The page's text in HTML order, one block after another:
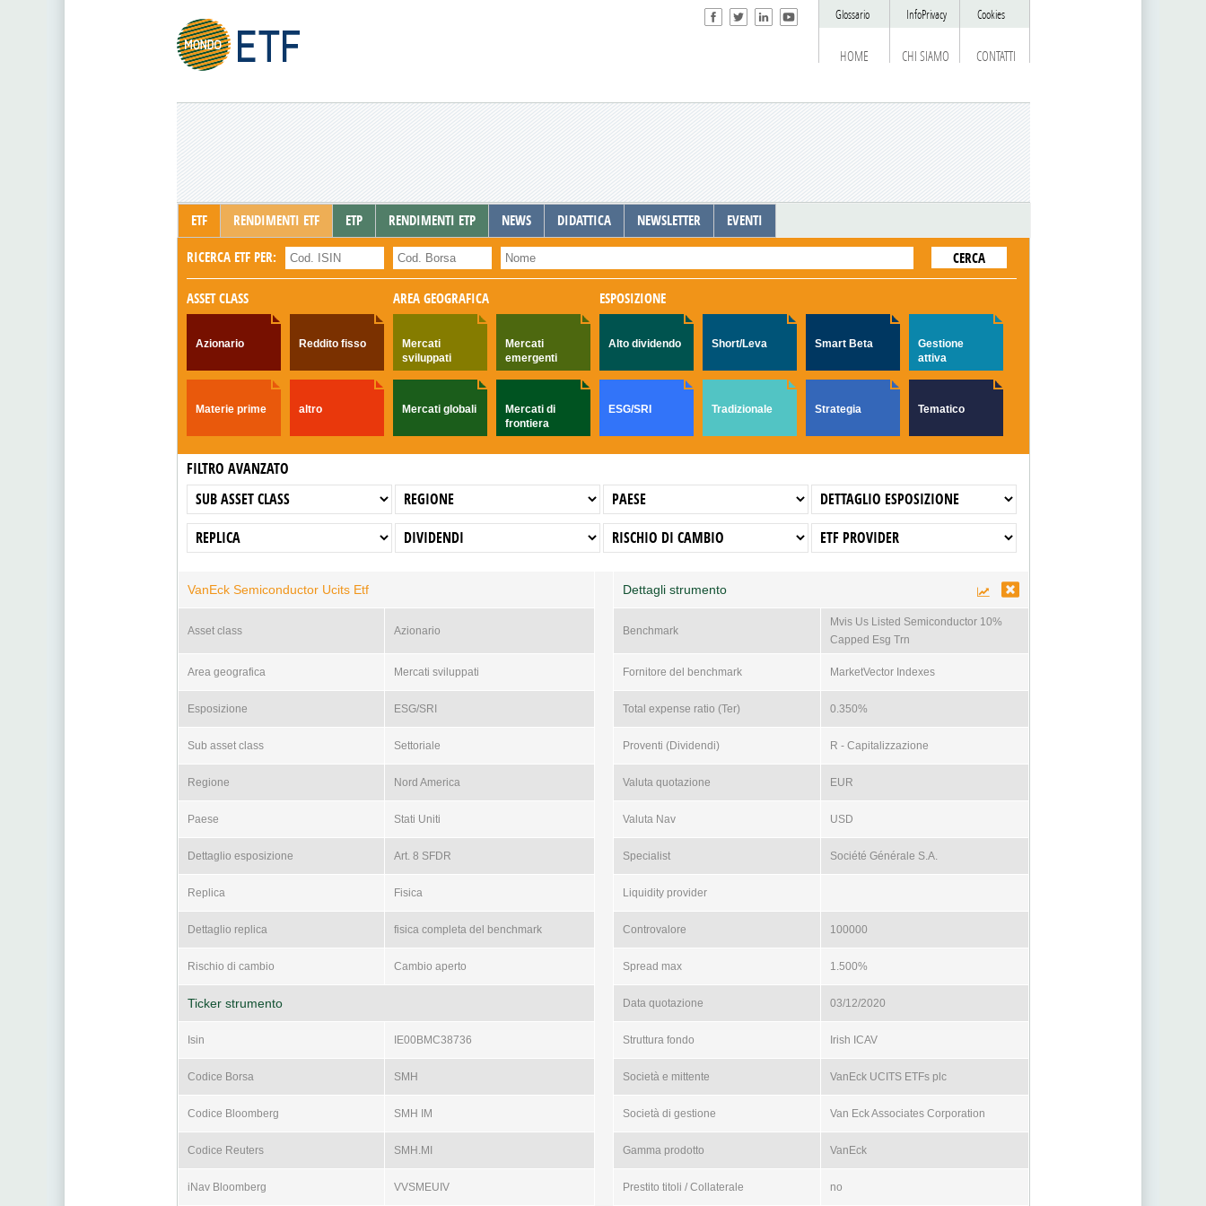
HOME CHI SIAMO CONTATTI
Glossario InfoPrivacy Cookies
ETF RENDIMENTI ETF ETP RENDIMENTI ETP NEWS DIDATTICA NEWSLETTER EVENTI
RICERCA ETF PER:
ASSET CLASS
Azionario Reddito fisso
Materie prime altro
AREA GEOGRAFICA
Mercati
sviluppati
Mercati
emergenti
Mercati globali
Mercati di
frontiera
ESPOSIZIONE
Alto dividendo Short/Leva Smart Beta
Gestione
attiva
ESG/SRI Tradizionale Strategia Tematico
FILTRO AVANZATO
VanEck Semiconductor Ucits Etf Dettagli strumento
Asset class Azionario Benchmark
Mvis Us Listed Semiconductor 10%
Capped Esg Trn
Area geografica Mercati sviluppati Fornitore del benchmark MarketVector Indexes
Esposizione ESG/SRI Total expense ratio (Ter) 0.350%
Sub asset class Settoriale Proventi (Dividendi) R - Capitalizzazione
Regione Nord America Valuta quotazione EUR
Paese Stati Uniti Valuta Nav USD
Dettaglio esposizione Art. 8 SFDR Specialist Société Générale S.A.
Replica Fisica Liquidity provider
Dettaglio replica fisica completa del benchmark Controvalore 100000
Rischio di cambio Cambio aperto Spread max 1.500%
Ticker strumento Data quotazione 03/12/2020
Isin IE00BMC38736 Struttura fondo Irish ICAV
Codice Borsa SMH Società e mittente VanEck UCITS ETFs plc
Codice Bloomberg SMH IM Società di gestione Van Eck Associates Corporation
Codice Reuters SMH.MI Gamma prodotto VanEck
iNav Bloomberg VVSMEUIV Prestito titoli / Collaterale no